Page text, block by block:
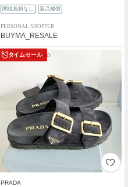
関税負担なし 返品補償
PERSONAL SHOPPER
BUYMA_RESALE
タイムセール
PRADA